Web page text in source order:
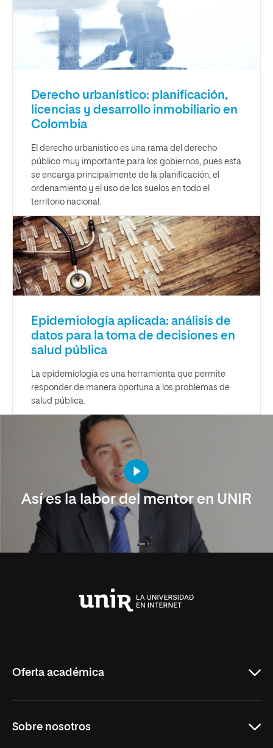
Derecho urbanístico: planificación,
licencias y desarrollo inmobiliario en
Colombia
El derecho urbanístico es una rama del derecho
público muy importante para los gobiernos, pues esta
se encarga principalmente de la planificación, el
ordenamiento y el uso de los suelos en todo el
territorio nacional.
Epidemiología aplicada: análisis de
datos para la toma de decisiones en
salud pública
La epidemiología es una herramienta que permite
responder de manera oportuna a los problemas de
salud pública.
Así es la labor del mentor en UNIR
Oferta académica
Maestrías
Sobre nosotros